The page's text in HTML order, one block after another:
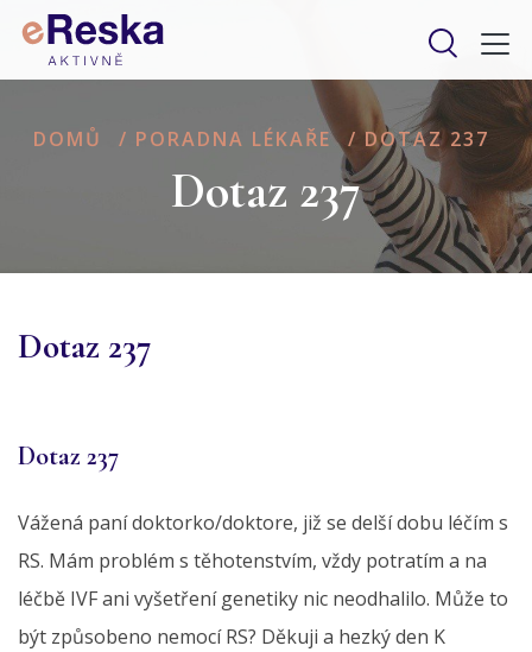
DOMŮ / PORADNA LÉKAŘE / DOTAZ 237
Dotaz 237
Dotaz 237
Dotaz 237
Vážená paní doktorko/doktore, již se delší dobu léčím s
RS. Mám problém s těhotenstvím, vždy potratím a na
léčbě IVF ani vyšetření genetiky nic neodhalilo. Může to
být způsobeno nemocí RS? Děkuji a hezký den K